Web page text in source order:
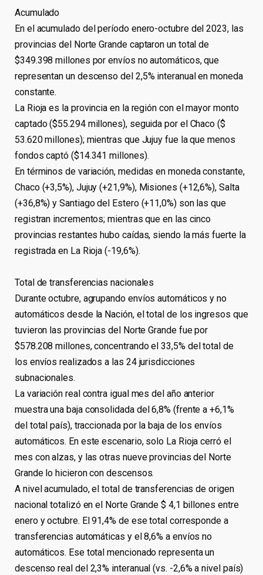
Acumulado
En el acumulado del período enero-octubre del 2023, las
provincias del Norte Grande captaron un total de
$349.398 millones por envíos no automáticos, que
representan un descenso del 2,5% interanual en moneda
constante.
La Rioja es la provincia en la región con el mayor monto
captado ($55.294 millones), seguida por el Chaco ($
53.620 millones); mientras que Jujuy fue la que menos
fondos captó ($14.341 millones).
En términos de variación, medidas en moneda constante,
Chaco (+3,5%), Jujuy (+21,9%), Misiones (+12,6%), Salta
(+36,8%) y Santiago del Estero (+11,0%) son las que
registran incrementos; mientras que en las cinco
provincias restantes hubo caídas, siendo la más fuerte la
registrada en La Rioja (-19,6%).
Total de transferencias nacionales
Durante octubre, agrupando envíos automáticos y no
automáticos desde la Nación, el total de los ingresos que
tuvieron las provincias del Norte Grande fue por
$578.208 millones, concentrando el 33,5% del total de
los envíos realizados a las 24 jurisdicciones
subnacionales.
La variación real contra igual mes del año anterior
muestra una baja consolidada del 6,8% (frente a +6,1%
del total país), traccionada por la baja de los envíos
automáticos. En este escenario, solo La Rioja cerró el
mes con alzas, y las otras nueve provincias del Norte
Grande lo hicieron con descensos.
A nivel acumulado, el total de transferencias de origen
nacional totalizó en el Norte Grande $ 4,1 billones entre
enero y octubre. El 91,4% de ese total corresponde a
transferencias automáticas y el 8,6% a envíos no
automáticos. Ese total mencionado representa un
descenso real del 2,3% interanual (vs. -2,6% a nivel país)